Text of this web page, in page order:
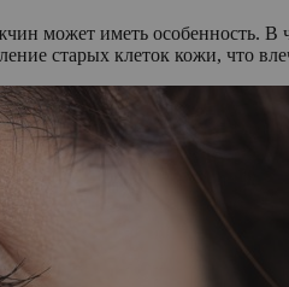
может иметь особенность. В
старых клеток кожи, что